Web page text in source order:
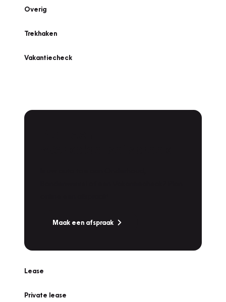
Overig
Trekhaken
Vakantiecheck
Maak een afspraak
Lease
Private lease